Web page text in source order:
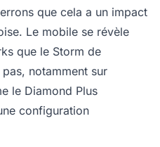
que cela a un impact
Le mobile se révèle
que le Storm de
notamment sur
le Diamond Plus
configuration